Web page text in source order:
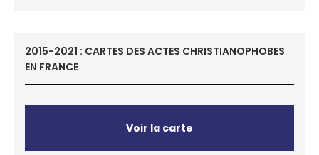
2015-2021 : CARTES DES ACTES CHRISTIANOPHOBES
EN FRANCE
Voir la carte